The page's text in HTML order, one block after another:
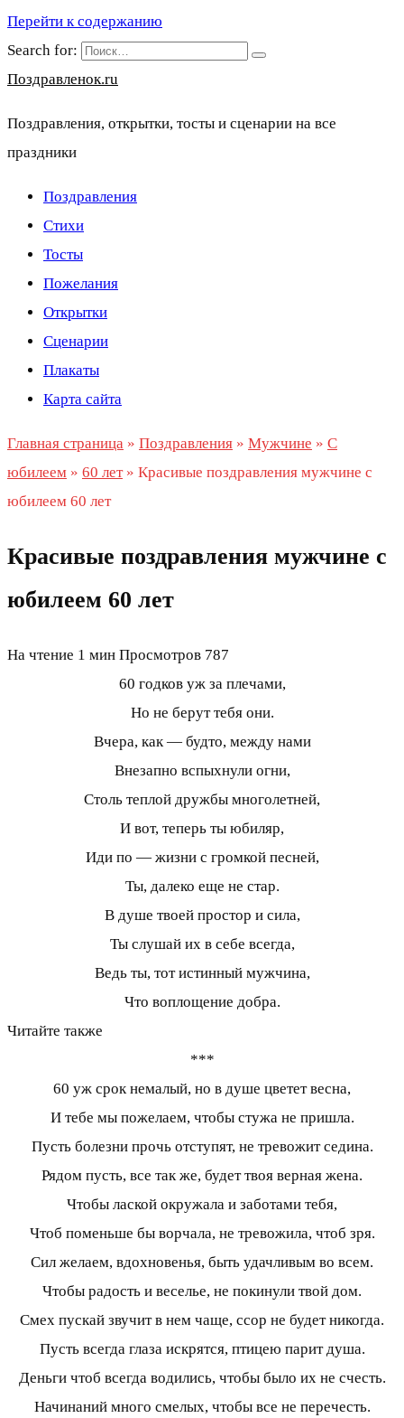
Перейти к содержанию
Search for:
Поздравленок.ru
Поздравления, открытки, тосты и сценарии на все
праздники
Поздравления
Стихи
Тосты
Пожелания
Открытки
Сценарии
Плакаты
Карта сайта
Главная страница » Поздравления » Мужчине » С
юбилеем » 60 лет» Красивые поздравления мужчине с
юбилеем 60 лет
Красивые поздравления мужчине с
юбилеем 60 лет
На чтение 1 мин Просмотров 787
60 годков уж за плечами,
Но не берут тебя они.
Вчера, как — будто, между нами
Внезапно вспыхнули огни,
Столь теплой дружбы многолетней,
И вот, теперь ты юбиляр,
Иди по — жизни с громкой песней,
Ты, далеко еще не стар.
В душе твоей простор и сила,
Ты слушай их в себе всегда,
Ведь ты, тот истинный мужчина,
Что воплощение добра.
Читайте также
***
60 уж срок немалый, но в душе цветет весна,
И тебе мы пожелаем, чтобы стужа не пришла.
Пусть болезни прочь отступят, не тревожит седина.
Рядом пусть, все так же, будет твоя верная жена.
Чтобы лаской окружала и заботами тебя,
Чтоб поменьше бы ворчала, не тревожила, чтоб зря.
Сил желаем, вдохновенья, быть удачливым во всем.
Чтобы радость и веселье, не покинули твой дом.
Смех пускай звучит в нем чаще, ссор не будет никогда.
Пусть всегда глаза искрятся, птицею парит душа.
Деньги чтоб всегда водились, чтобы было их не счесть.
Начинаний много смелых, чтобы все не перечесть.